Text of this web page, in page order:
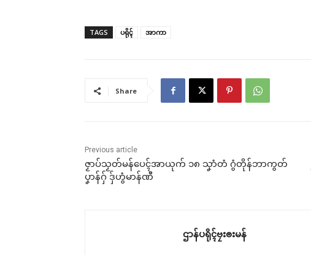
TAGS ပရိုၚ် အာကာ
Share
Previous article
ဇၟာပ်သၟတ်မန်ပေၚ်အာယုက် ၁၈ သၞာံတံ ဂွံတိုန်ဘာကွတ်
ပၞာန်ဂှ် ဒှ်ဟွံမာန်ဏီ
ဌာန်ပရိုၚ်ဗၠးၜးမန်